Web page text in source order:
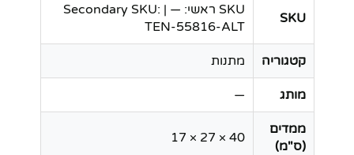
SKU
SKU ראשי: — | Secondary SKU:
TEN-55816-ALT
קטגוריה מתנות
מותג —
ממדים
(ס"מ)
40 × 27 × 17